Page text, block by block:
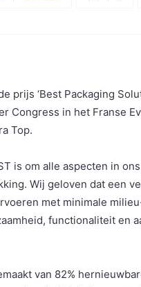
prijs ‘Best Packaging
Congress in het Franse
Top.
is om alle aspecten in
Wij geloven dat een
met minimale
functionaliteit en
van 82%